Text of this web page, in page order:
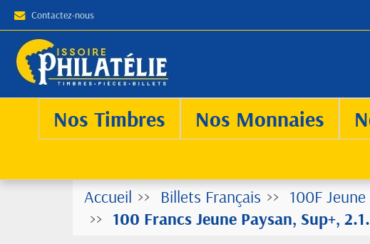
Contactez-nous
Nos Timbres Nos Monnaies
Accueil Billets Français
100F
100 Francs Jeune Paysan, Sup+,